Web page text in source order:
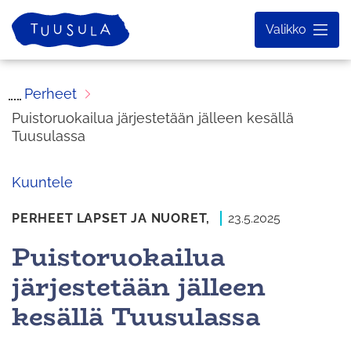
Siirry
sisältöön
Etusivu
Valikko
Perheet
Puistoruokailua järjestetään jälleen kesällä
Tuusulassa
Kuuntele
PERHEET LAPSET JA NUORET, 23.5.2025
Puistoruokailua
järjestetään jälleen
kesällä Tuusulassa